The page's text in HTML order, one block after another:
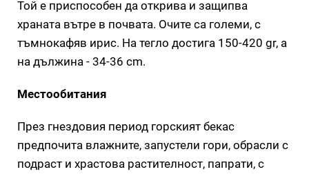
Той е приспособен да открива и защипва
храната вътре в почвата. Очите са големи, с
тъмнокафяв ирис. На тегло достига 150-420 gr, а
на дължина - 34-36 cm.
Местообитания
През гнездовия период горският бекас
предпочита влажните, запустели гори, обрасли с
подраст и храстова растителност, папрати, с